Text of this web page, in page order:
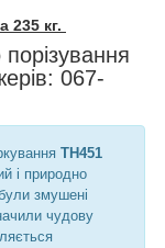
235 кг.
067-
ТН451
і природно
змушені
чудову